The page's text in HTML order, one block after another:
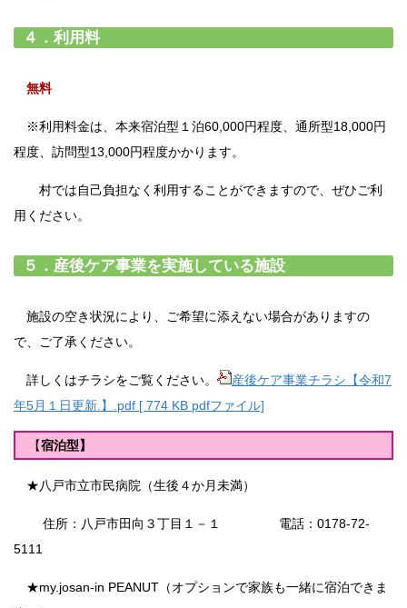
４．利用料
無料
※利用料金は、本来宿泊型１泊60,000円程度、通所型18,000円
程度、訪問型13,000円程度かかります。
村では自己負担なく利用することができますので、ぜひご利
用ください。
５．産後ケア事業を実施している施設
施設の空き状況により、ご希望に添えない場合がありますの
で、ご了承ください。
詳しくはチラシをご覧ください。
産後ケア事業チラシ【令和7
年5月１日更新.】.pdf [ 774 KB pdfファイル]
【宿泊型】
★八戸市立市民病院（生後４か月未満）
住所：八戸市田向３丁目１－１ 電話：0178-72-
5111
★my.josan-in PEANUT（オプションで家族も一緒に宿泊できま